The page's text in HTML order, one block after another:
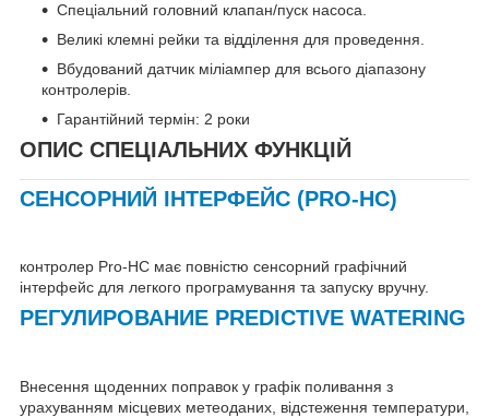
Спеціальний головний клапан/пуск насоса.
Великі клемні рейки та відділення для проведення.
Вбудований датчик міліампер для всього діапазону
контролерів.
Гарантійний термін: 2 роки
ОПИС СПЕЦІАЛЬНИХ ФУНКЦІЙ
СЕНСОРНИЙ ІНТЕРФЕЙС (PRO-HC)
контролер Pro-HC має повністю сенсорний графічний
інтерфейс для легкого програмування та запуску вручну.
РЕГУЛИРОВАНИЕ PREDICTIVE WATERING
Внесення щоденних поправок у графік поливання з
урахуванням місцевих метеоданих, відстеження температури,